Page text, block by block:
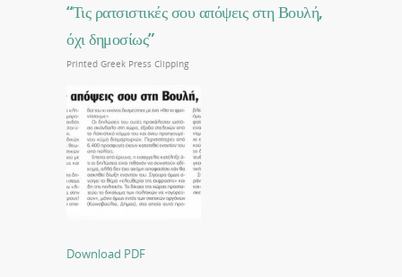
“Τις ρατσιστικές σου απόψεις στη Βουλή,
όχι δημοσίως”
Printed Greek Press Clipping
Download PDF